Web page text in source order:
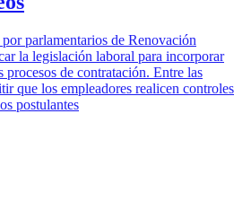
parlamentarios de Renovación
la legislación laboral para incorporar
procesos de contratación. Entre las
que los empleadores realicen controles
postulantes